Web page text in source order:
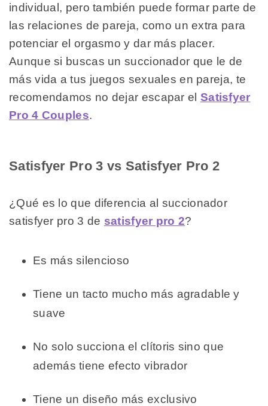
individual, pero también puede formar parte de
las relaciones de pareja, como un extra para
potenciar el orgasmo y dar más placer.
Aunque si buscas un succionador que le de
más vida a tus juegos sexuales en pareja, te
recomendamos no dejar escapar el Satisfyer
Pro 4 Couples.
Satisfyer Pro 3 vs Satisfyer Pro 2
¿Qué es lo que diferencia al succionador
satisfyer pro 3 de satisfyer pro 2?
Es más silencioso
Tiene un tacto mucho más agradable y
suave
No solo succiona el clítoris sino que
además tiene efecto vibrador
Tiene un diseño más exclusivo